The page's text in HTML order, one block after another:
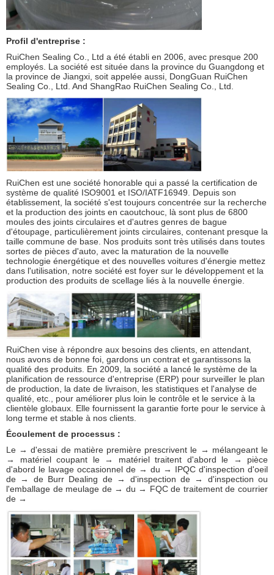
Profil d'entreprise :
RuiChen Sealing Co., Ltd a été établi en 2006, avec presque 200
employés. La société est située dans la province du Guangdong et
la province de Jiangxi, soit appelée aussi, DongGuan RuiChen
Sealing Co., Ltd. And ShangRao RuiChen Sealing Co., Ltd.
RuiChen est une société honorable qui a passé la certification de
système de qualité ISO9001 et ISO/IATF16949. Depuis son
établissement, la société s'est toujours concentrée sur la recherche
et la production des joints en caoutchouc, là sont plus de 6800
moules des joints circulaires et d'autres genres de bague
d'étoupage, particulièrement joints circulaires, contenant presque la
taille commune de base. Nos produits sont très utilisés dans toutes
sortes de pièces d'auto, avec la maturation de la nouvelle
technologie énergétique et des nouvelles voitures d'énergie mettez
dans l'utilisation, notre société est foyer sur le développement et la
production des produits de scellage liés à la nouvelle énergie.
RuiChen vise à répondre aux besoins des clients, en attendant,
nous avons de bonne foi, gardons un contrat et garantissons la
qualité des produits. En 2009, la société a lancé le système de la
planification de ressource d'entreprise (ERP) pour surveiller le plan
de production, la date de livraison, les statistiques et l'analyse de
qualité, etc., pour améliorer plus loin le contrôle et le service à la
clientèle globaux. Elle fournissent la garantie forte pour le service à
long terme et stable à nos clients.
Écoulement de processus :
Le → d'essai de matière première prescrivent le → mélangeant le
→ matériel coupant le → matériel traitent d'abord le → pièce
d'abord le lavage occasionnel de → du → IPQC d'inspection d'oeil
de → de Burr Dealing de → d'inspection de → d'inspection ou
l'emballage de meulage de → du → FQC de traitement de courrier
de →